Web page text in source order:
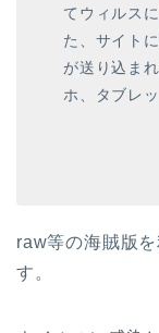
てウィルス
た、サイト
が送り込ま
ホ、タブレ
raw等の海賊版
す。